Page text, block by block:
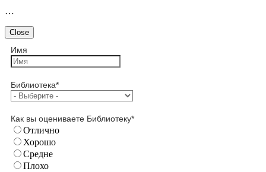
…
Close
Имя
Библиотека*
Как вы оцениваете Библиотеку*
Отлично
Хорошо
Средне
Плохо